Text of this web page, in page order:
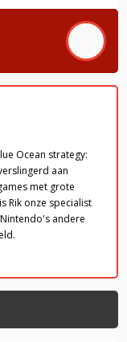
Ocean strategy:
aan
met grote
Rik onze specialist
andere